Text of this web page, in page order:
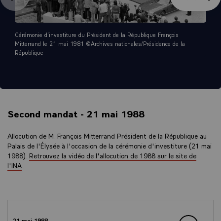
À toutes les Françaises et à tous les Français, au-delà de cette salle, je
dis ayons confiance et foi dans l'avenir.
Vive la République, Vive la France.
Cérémonie d’investiture du Président de la République François
Mitterrand le 21 mai 1981 ©Archives nationales/Présidence de la
République
Second mandat - 21 mai 1988
Allocution de M. François Mitterrand Président de la République au
Palais de l'Élysée à l'occasion de la cérémonie d'investiture (21 mai
1988). Retrouvez la vidéo de l'allocution de 1988 sur le site de
l'INA